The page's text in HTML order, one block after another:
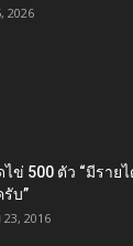
2026
ไข่ 500 ตัว “มีราย
บ”
2016